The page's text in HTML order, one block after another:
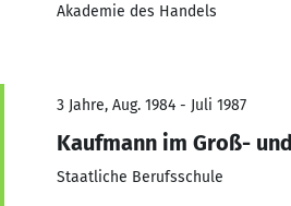
Akademie des Handels
3 Jahre, Aug. 1984 - Juli 1987
Kaufmann im Groß-
Staatliche Berufsschule